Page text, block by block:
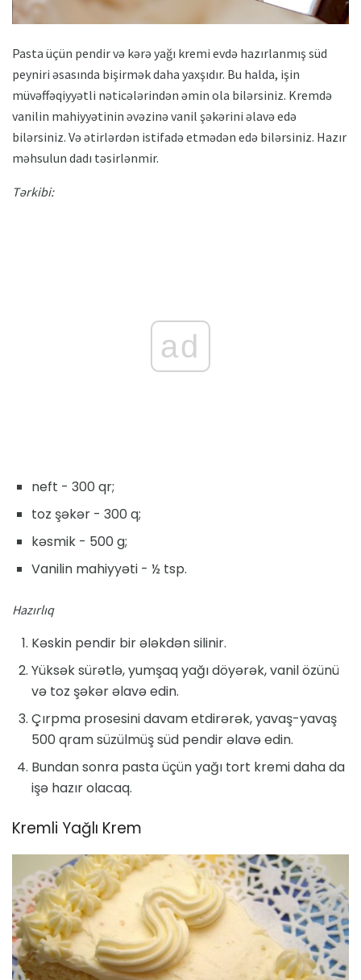
Pasta üçün pendir və kərə yağı kremi evdə hazırlanmış süd
peyniri əsasında bişirmək daha yaxşıdır. Bu halda, işin
müvəffəqiyyətli nəticələrindən əmin ola bilərsiniz. Kremdə
vanilin mahiyyətinin əvəzinə vanil şəkərini əlavə edə
bilərsiniz. Və ətirlərdən istifadə etmədən edə bilərsiniz. Hazır
məhsulun dadı təsirlənmir.
Tərkibi:
ad
neft - 300 qr;
toz şəkər - 300 q;
kəsmik - 500 g;
Vanilin mahiyyəti - ½ tsp.
Hazırlıq
Kəskin pendir bir ələkdən silinir.
Yüksək sürətlə, yumşaq yağı döyərək, vanil özünü
və toz şəkər əlavə edin.
Çırpma prosesini davam etdirərək, yavaş-yavaş
500 qram süzülmüş süd pendir əlavə edin.
Bundan sonra pasta üçün yağı tort kremi daha da
işə hazır olacaq.
Kremli Yağlı Krem